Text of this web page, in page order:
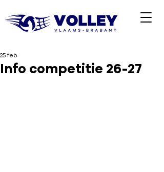
Info competitie 26-27
25 feb